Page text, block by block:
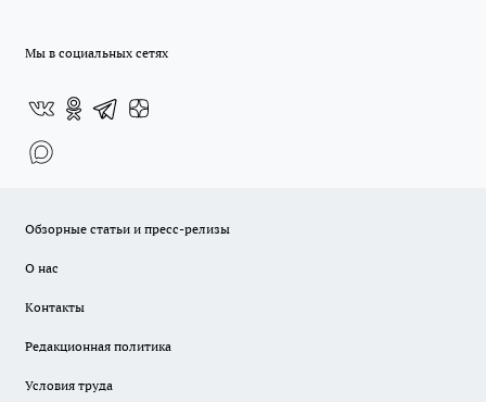
Мы в социальных сетях
Обзорные статьи и пресс-релизы
О нас
Контакты
Редакционная политика
Условия труда